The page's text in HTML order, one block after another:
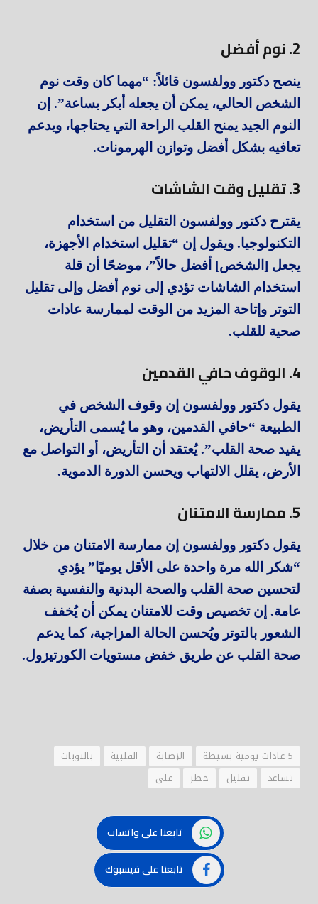
2. نوم أفضل
ينصح دكتور وولفسون قائلاً: “مهما كان وقت نوم
الشخص الحالي، يمكن أن يجعله أبكر بساعة”. إن
النوم الجيد يمنح القلب الراحة التي يحتاجها، ويدعم
تعافيه بشكل أفضل وتوازن الهرمونات.
3. تقليل وقت الشاشات
يقترح دكتور وولفسون التقليل من استخدام
التكنولوجيا. ويقول إن “تقليل استخدام الأجهزة،
يجعل [الشخص] أفضل حالاً”، موضحًا أن قلة
استخدام الشاشات تؤدي إلى نوم أفضل وإلى تقليل
التوتر وإتاحة المزيد من الوقت لممارسة عادات
صحية للقلب.
4. الوقوف حافي القدمين
يقول دكتور وولفسون إن وقوف الشخص في
الطبيعة “حافي القدمين، وهو ما يُسمى التأريض،
يفيد صحة القلب”. يُعتقد أن التأريض، أو التواصل مع
الأرض، يقلل الالتهاب ويحسن الدورة الدموية.
5. ممارسة الامتنان
يقول دكتور وولفسون إن ممارسة الامتنان من خلال
“شكر الله مرة واحدة على الأقل يوميًا” يؤدي
لتحسين صحة القلب والصحة البدنية والنفسية بصفة
عامة. إن تخصيص وقت للامتنان يمكن أن يُخفف
الشعور بالتوتر ويُحسن الحالة المزاجية، كما يدعم
صحة القلب عن طريق خفض مستويات الكورتيزول.
5 عادات يومية بسيطة الإصابة القلبية
بالنوبات
تساعد
تقليل خطر على
تابعنا على واتساب
تابعنا على فيسبوك